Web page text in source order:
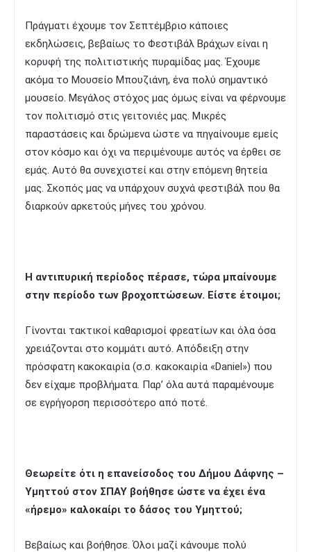
Πράγματι έχουμε τον Σεπτέμβριο κάποιες
εκδηλώσεις, βεβαίως το Φεστιβάλ Βράχων είναι η
κορυφή της πολιτιστικής πυραμίδας μας. Έχουμε
ακόμα το Μουσείο Μπουζιάνη, ένα πολύ σημαντικό
μουσείο. Μεγάλος στόχος μας όμως είναι να φέρνουμε
τον πολιτισμό στις γειτονιές μας. Μικρές
παραστάσεις και δρώμενα ώστε να πηγαίνουμε εμείς
στον κόσμο και όχι να περιμένουμε αυτός να έρθει σε
εμάς. Αυτό θα συνεχιστεί και στην επόμενη θητεία
μας. Σκοπός μας να υπάρχουν συχνά φεστιβάλ που θα
διαρκούν αρκετούς μήνες του χρόνου.
Η αντιπυρική περίοδος πέρασε, τώρα μπαίνουμε
στην περίοδο των βροχοπτώσεων. Είστε έτοιμοι;
Γίνονται τακτικοί καθαρισμοί φρεατίων και όλα όσα
χρειάζονται στο κομμάτι αυτό. Απόδειξη στην
πρόσφατη κακοκαιρία (σ.σ. κακοκαιρία «Daniel») που
δεν είχαμε προβλήματα. Παρ’ όλα αυτά παραμένουμε
σε εγρήγορση περισσότερο από ποτέ.
Θεωρείτε ότι η επανείσοδος του Δήμου Δάφνης –
Υμηττού στον ΣΠΑΥ βοήθησε ώστε να έχει ένα
«ήρεμο» καλοκαίρι το δάσος του Υμηττού;
Βεβαίως και βοήθησε. Όλοι μαζί κάνουμε πολύ